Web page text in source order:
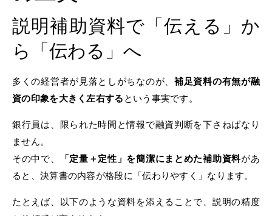
説明補助資料で「伝える」か
ら「伝わる」へ
多くの経営者が見落としがちなのが、補足資料の有無が融
資の印象を大きく左右する という事実です。
銀行員は、限られた時間と情報で融資判断を下さねばなり
ません。
その中で、
「定量＋定性」を簡潔にまとめた補助資料があ
ると、決算書の内容が格段に「伝わりやすく」なります。
たとえば、以下のような資料を添えることで、説明の精度